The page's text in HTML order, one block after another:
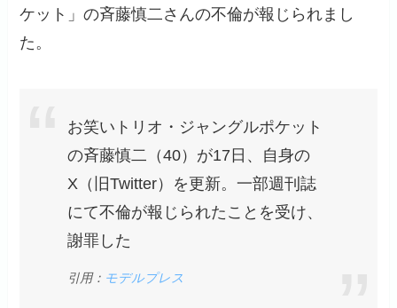
ケット」の斉藤慎二さんの不倫が報じられまし
た。
お笑いトリオ・ジャングルポケット
の斉藤慎二（40）が17日、自身の
X（旧Twitter）を更新。一部週刊誌
にて不倫が報じられたことを受け、
謝罪した
引用： モデルプレス